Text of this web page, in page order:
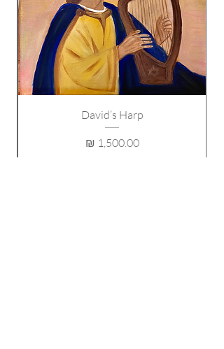
traverse le temps. 🌸
#Myriam #judaica #judaicaartist
#judaicart #Aquarelle #Thora
#FemmesInspirantes #Peinture
#Inspiration #Tableau#jerusalem
David’s Harp
מחיר‏1,500.00 ‏₪